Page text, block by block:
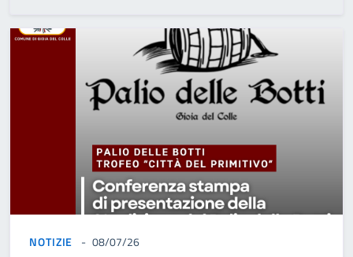
NOTIZIE 08/07/26